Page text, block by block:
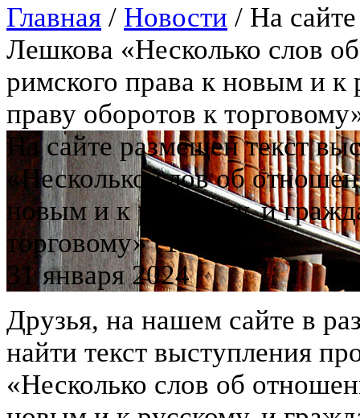
Главная / Новости / На
Лешкова «Несколько слов
римского права к новым и к
праву оборотов к
На сайте размещен текст
«Несколько слов об
новым и к русскому, и
торговому» (1872 год)
31 января 2024
Друзья, на нашем сайте в
найти текст выступления
«Несколько слов об